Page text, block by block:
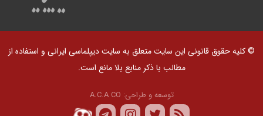
© کلیه حقوق قانونی این سایت متعلق به سایت دیپلماسی ایرانی و استفاده از
مطالب با ذکر منابع بلا مانع است.
توسعه و طراحی: A.C.A CO